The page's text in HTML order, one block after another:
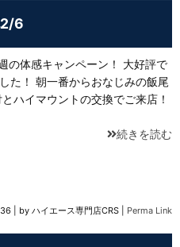
6
体感キャンペーン！ 大好評で
た！ 朝一番からおなじみの飯尾
ハイマウントの交換でご来店！
続きを読む
by ハイエース専門店CRS Perma Link